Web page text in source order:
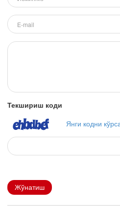
Текшириш коди
Янги кодни
Жўнатиш